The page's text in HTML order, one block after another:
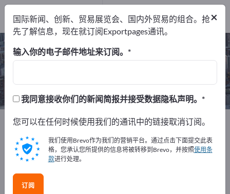
电子显影装置 – 查找制造商和供应商
4 4
出口商4
制造商4
Exportpages 商务服务 产品设计 电子显影装置
在Exportpages免費刊登廣告！
×
国际新闻、创新、贸易展览会、国内外贸易的组合。抢
先了解信息，现在就订阅Exportpages通讯。
输入你的电子邮件地址来订阅。
我同意接收你们的新闻简报并接受数据隐私声明。
您可以在任何时候使用我们的通讯中的链接取消订阅。
我们使用Brevo作为我们的营销平台。通过点击下面提交此表
格，您承认您所提供的信息将被转移到Brevo，并按照使用条
款进行处理。
订阅